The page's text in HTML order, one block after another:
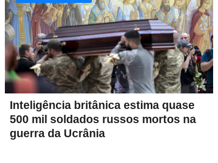
Inteligência britânica estima quase
500 mil soldados russos mortos na
guerra da Ucrânia